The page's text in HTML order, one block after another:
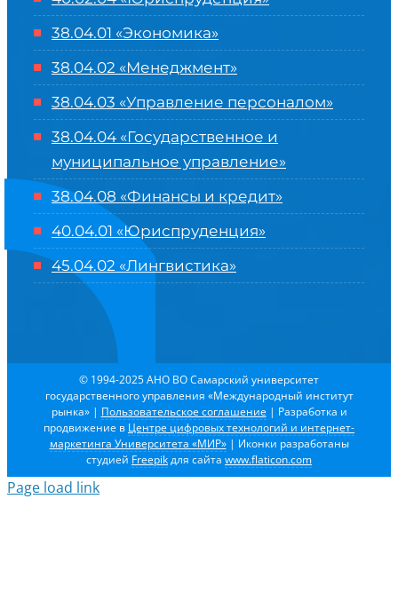
38.04.01 «Экономика»
38.04.02 «Менеджмент»
38.04.03 «Управление персоналом»
38.04.04 «Государственное и
муниципальное управление»
38.04.08 «Финансы и кредит»
40.04.01 «Юриспруденция»
45.04.02 «Лингвистика»
© 1994-2025 АНО ВО Самарский университет
государственного управления «Международный институт
рынка» | Пользовательское соглашение | Разработка и
продвижение в Центре цифровых технологий и интернет-
маркетинга Университета «МИР»| Иконки разработаны
студией Freepikдля сайта www.flaticon.com
Page load link